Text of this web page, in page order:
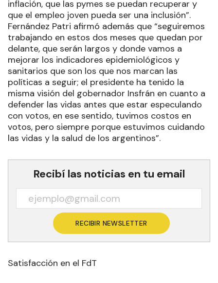
inflación, que las pymes se puedan recuperar y
que el empleo joven pueda ser una inclusión”.
Fernández Patri afirmó además que “seguiremos
trabajando en estos dos meses que quedan por
delante, que serán largos y donde vamos a
mejorar los indicadores epidemiológicos y
sanitarios que son los que nos marcan las
políticas a seguir; el presidente ha tenido la
misma visión del gobernador Insfrán en cuanto a
defender las vidas antes que estar especulando
con votos, en ese sentido, tuvimos costos en
votos, pero siempre porque estuvimos cuidando
las vidas y la salud de los argentinos”.
Recibí las noticias en tu email
RECIBIR NEWSLETTER
Satisfacción en el FdT